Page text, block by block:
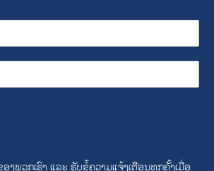
ພວກເຮົາ ແລະ ຮັບຂໍ້ຄວາມແຈ້ງເຕືອນທຸກຄັ້ງເມື່ອ